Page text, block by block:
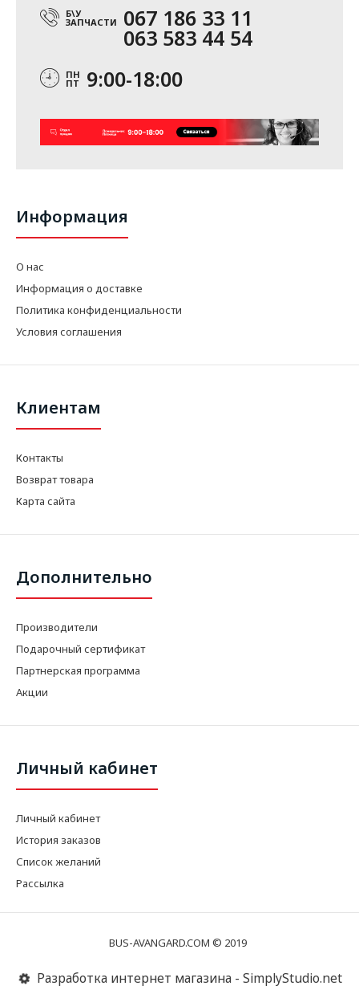
Б\У
ЗАПЧАСТИ 067 186 33 11
063 583 44 54
ПН
ПТ 9:00-18:00
Информация
О нас
Информация о доставке
Политика конфиденциальности
Условия соглашения
Клиентам
Контакты
Возврат товара
Карта сайта
Дополнительно
Производители
Подарочный сертификат
Партнерская программа
Акции
Личный кабинет
Личный кабинет
История заказов
Список желаний
Рассылка
BUS-AVANGARD.COM © 2019
Разработка интернет магазина - SimplyStudio.net